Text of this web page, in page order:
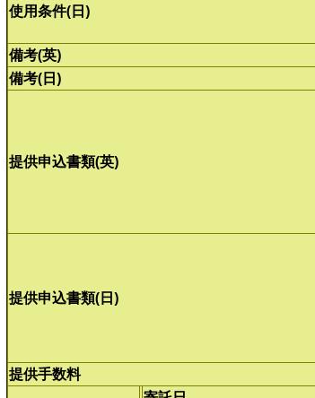
使用条件(日)
備考(英)
備考(日)
提供申込書類(英)
提供申込書類(日)
提供手数料